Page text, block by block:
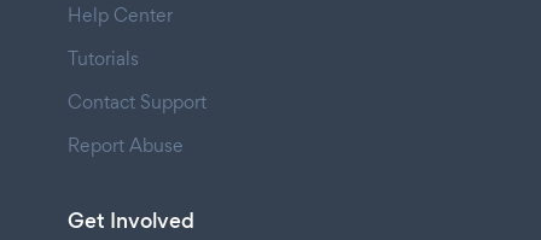
Help Center
Tutorials
Contact Support
Report Abuse
Get Involved